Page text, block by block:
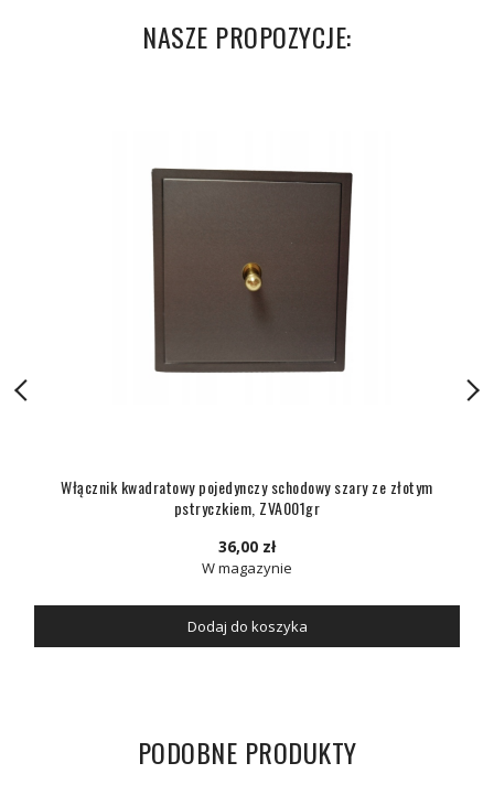
NASZE PROPOZYCJE:
Włącznik kwadratowy pojedynczy schodowy szary ze złotym
pstryczkiem, ZVA001gr
36,00 zł
W magazynie
Dodaj do koszyka
PODOBNE PRODUKTY